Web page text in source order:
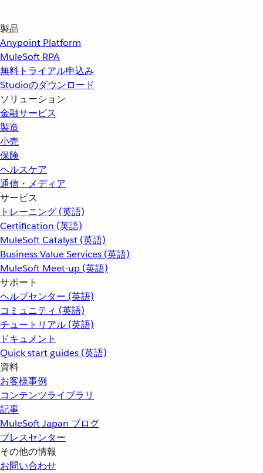
製品
Anypoint Platform
MuleSoft RPA
無料トライアル申込み
Studioのダウンロード
ソリューション
金融サービス
製造
小売
保険
ヘルスケア
通信・メディア
サービス
トレーニング (英語)
Certification (英語)
MuleSoft Catalyst (英語)
Business Value Services (英語)
MuleSoft Meet-up (英語)
サポート
ヘルプセンター (英語)
コミュニティ (英語)
チュートリアル (英語)
ドキュメント
Quick start guides (英語)
資料
お客様事例
コンテンツライブラリ
記事
MuleSoft Japan ブログ
プレスセンター
その他の情報
お問い合わせ